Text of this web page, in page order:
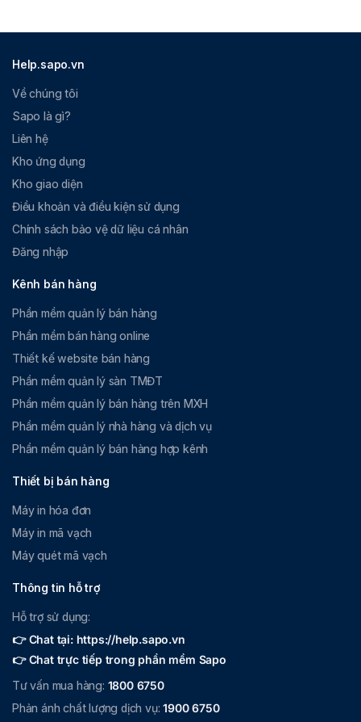
Help.sapo.vn
Về chúng tôi
Sapo là gì?
Liên hệ
Kho ứng dụng
Kho giao diện
Điều khoản và điều kiện sử dụng
Chính sách bảo vệ dữ liệu cá nhân
Đăng nhập
Kênh bán hàng
Phần mềm quản lý bán hàng
Phần mềm bán hàng online
Thiết kế website bán hàng
Phần mềm quản lý sàn TMĐT
Phần mềm quản lý bán hàng trên MXH
Phần mềm quản lý nhà hàng và dịch vụ
Phần mềm quản lý bán hàng hợp kênh
Thiết bị bán hàng
Máy in hóa đơn
Máy in mã vạch
Máy quét mã vạch
Thông tin hỗ trợ
Hỗ trợ sử dụng:
👉 Chat tại: https://help.sapo.vn
👉 Chat trực tiếp trong phần mềm Sapo
Tư vấn mua hàng: 1800 6750
Phản ánh chất lượng dịch vụ:1900 6750